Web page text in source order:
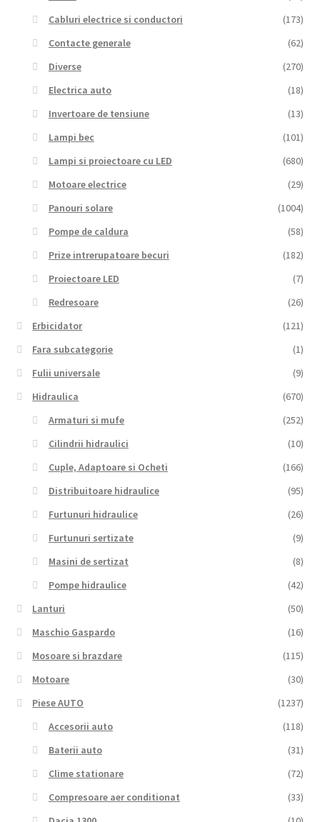
Cabluri electrice si conductori
(173)
Contacte generale
(62)
Diverse
(270)
Electrica auto
(18)
Invertoare de tensiune
(13)
Lampi bec
(101)
Lampi si proiectoare cu LED
(680)
Motoare electrice
(29)
Panouri solare
(1004)
Pompe de caldura
(58)
Prize intrerupatoare becuri
(182)
Proiectoare LED
(7)
Redresoare
(26)
Erbicidator
(121)
Fara subcategorie
(1)
Fulii universale
(9)
Hidraulica
(670)
Armaturi si mufe
(252)
Cilindrii hidraulici
(10)
Cuple, Adaptoare si Ocheti
(166)
Distribuitoare hidraulice
(95)
Furtunuri hidraulice
(26)
Furtunuri sertizate
(9)
Masini de sertizat
(8)
Pompe hidraulice
(42)
Lanturi
(50)
Maschio Gaspardo
(16)
Mosoare si brazdare
(115)
Motoare
(30)
Piese AUTO
(1237)
Accesorii auto
(118)
Baterii auto
(31)
Clime stationare
(72)
Compresoare aer conditionat
(33)